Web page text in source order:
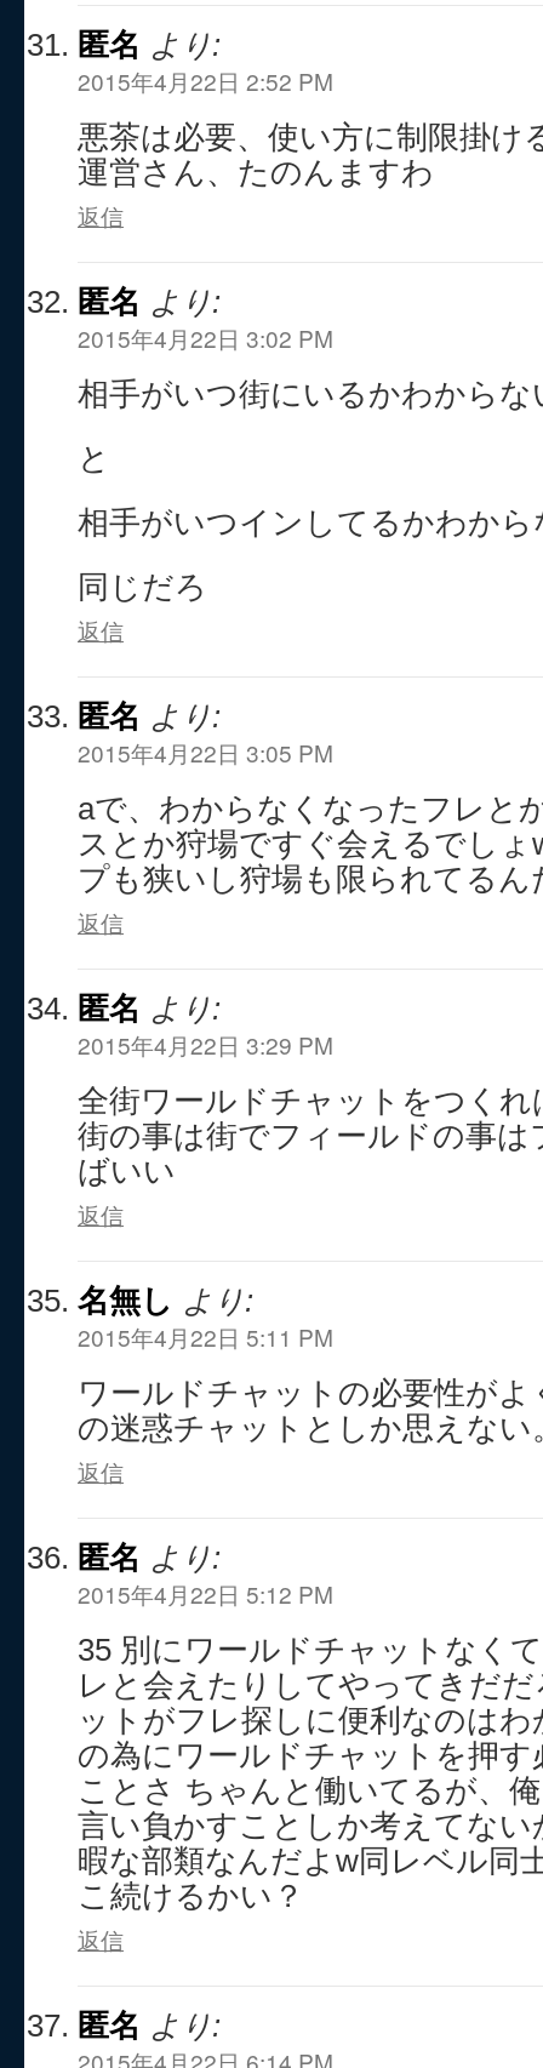
匿名 より:
2015年4月22日 2:52 PM
悪茶は必要、使い方に制限掛け
運営さん、たのんますわ
返信
匿名 より:
2015年4月22日 3:02 PM
相手がいつ街にいるかわからな
と
相手がいつインしてるかわから
同じだろ
返信
匿名 より:
2015年4月22日 3:05 PM
aで、わからなくなったフレと
スとか狩場ですぐ会えるでし
プも狭いし狩場も限られてるん
返信
匿名 より:
2015年4月22日 3:29 PM
全街ワールドチャットをつくれ
街の事は街でフィールドの事
ばいい
返信
名無し より:
2015年4月22日 5:11 PM
ワールドチャットの必要性が
の迷惑チャットとしか思えない
返信
匿名 より:
2015年4月22日 5:12 PM
35 別にワールドチャットなく
レと会えたりしてやってきだ
ットがフレ探しに便利なのは
の為にワールドチャットを押
ことさ ちゃんと働いてるが、
言い負かすことしか考えてな
暇な部類なんだよw同レベル同
こ続けるかい？
返信
匿名 より:
2015年4月22日 6:14 PM